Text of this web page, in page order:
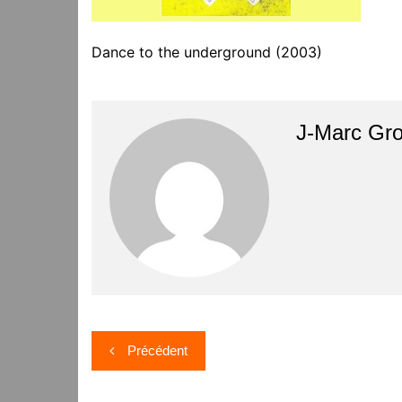
Dance to the underground (2003)
J-Marc
Navigation
de
Précédent